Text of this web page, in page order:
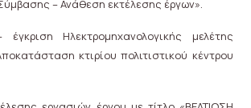
– Ανάθεση εκτέλεσης έργων».
Ηλεκτρομηχανολογικής μελέτης
κτιρίου πολιτιστικού κέντρου